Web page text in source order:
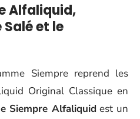
Alfaliquid,
et le
Siempre reprend les
Original Classique en
Siempre Alfaliquid est un